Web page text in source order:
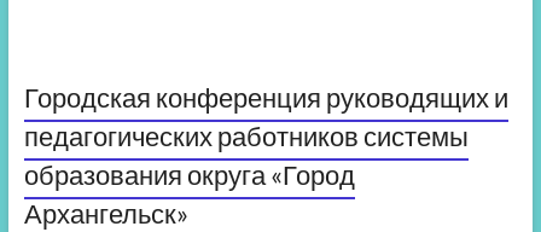
Городская конференция руководящих и
педагогических работников системы
образования округа «Город
Архангельск»